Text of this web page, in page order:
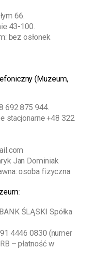
66.
43-100.
bez osłonek
(Muzeum,
692 875 944.
stacjonarne+48 322
Jan Dominiak
osoba fizyczna
ŚLĄSKI Spółka
4446 0830 (numer
– płatność w